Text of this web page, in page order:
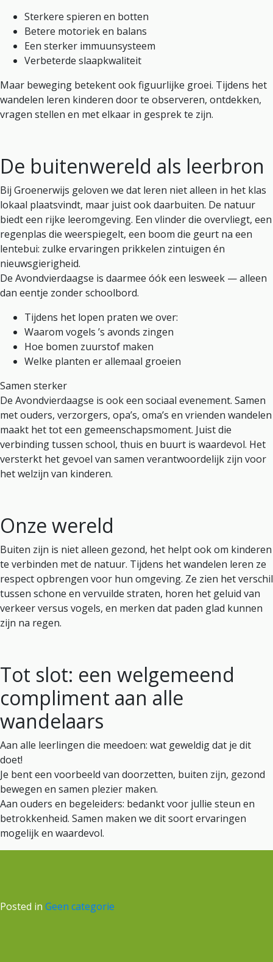
Sterkere spieren en botten
Betere motoriek en balans
Een sterker immuunsysteem
Verbeterde slaapkwaliteit
Maar beweging betekent ook figuurlijke groei. Tijdens het
wandelen leren kinderen door te observeren, ontdekken,
vragen stellen en met elkaar in gesprek te zijn.
De buitenwereld als leerbron
Bij Groenerwijs geloven we dat leren niet alleen in het klas
lokaal plaatsvindt, maar juist ook daarbuiten. De natuur
biedt een rijke leeromgeving. Een vlinder die overvliegt, een
regenplas die weerspiegelt, een boom die geurt na een
lentebui: zulke ervaringen prikkelen zintuigen én
nieuwsgierigheid.
De Avondvierdaagse is daarmee óók een lesweek — alleen
dan eentje zonder schoolbord.
Tijdens het lopen praten we over:
Waarom vogels ’s avonds zingen
Hoe bomen zuurstof maken
Welke planten er allemaal groeien
Samen sterker
De Avondvierdaagse is ook een sociaal evenement. Samen
met ouders, verzorgers, opa’s, oma’s en vrienden wandelen
maakt het tot een gemeenschapsmoment. Juist die
verbinding tussen school, thuis en buurt is waardevol. Het
versterkt het gevoel van samen verantwoordelijk zijn voor
het welzijn van kinderen.
Onze wereld
Buiten zijn is niet alleen gezond, het helpt ook om kinderen
te verbinden met de natuur. Tijdens het wandelen leren ze
respect opbrengen voor hun omgeving. Ze zien het verschil
tussen schone en vervuilde straten, horen het geluid van
verkeer versus vogels, en merken dat paden glad kunnen
zijn na regen.
Tot slot: een welgemeend
compliment aan alle
wandelaars
Aan alle leerlingen die meedoen: wat geweldig dat je dit
doet!
Je bent een voorbeeld van doorzetten, buiten zijn, gezond
bewegen en samen plezier maken.
Aan ouders en begeleiders: bedankt voor jullie steun en
betrokkenheid. Samen maken we dit soort ervaringen
mogelijk en waardevol.
Posted in Geen categorie